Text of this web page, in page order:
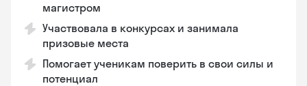
магистром
Участвовала в конкурсах и занимала
призовые места
Помогает ученикам поверить в свои силы и
потенциал